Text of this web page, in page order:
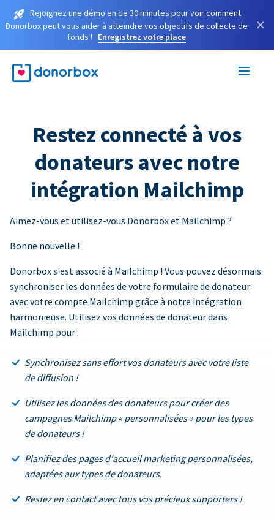
Rejoignez une démo en de 30 minutes pour voir comment
Donorbox peut vous aider à atteindre vos objectifs de collecte de
fonds !
Enregistrez votre place
×
Restez connecté à vos
donateurs avec notre
intégration Mailchimp
Aimez-vous et utilisez-vous Donorbox et Mailchimp ?
Bonne nouvelle !
Donorbox s'est associé à Mailchimp ! Vous pouvez désormais
synchroniser les données de votre formulaire de donateur
avec votre compte Mailchimp grâce à notre intégration
harmonieuse. Utilisez vos données de donateur dans
Mailchimp pour :
Synchronisez sans effort vos donateurs avec votre liste
de diffusion !
Utilisez les données des donateurs pour créer des
campagnes Mailchimp « personnalisées » pour les types
de donateurs !
Planifiez des pages d'accueil marketing personnalisées,
adaptées aux types de donateurs.
Restez en contact avec tous vos précieux supporters !